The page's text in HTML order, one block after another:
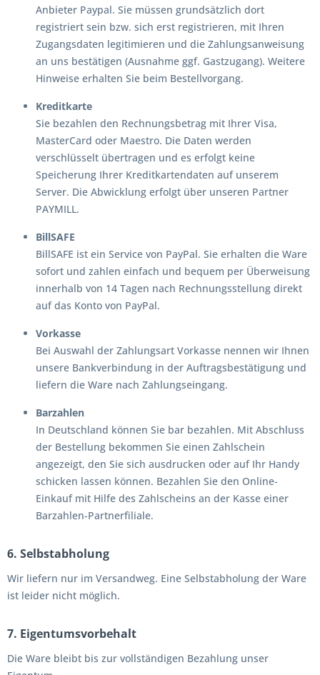
Anbieter Paypal. Sie müssen grundsätzlich dort
registriert sein bzw. sich erst registrieren, mit Ihren
Zugangsdaten legitimieren und die Zahlungsanweisung
an uns bestätigen (Ausnahme ggf. Gastzugang). Weitere
Hinweise erhalten Sie beim Bestellvorgang.
Kreditkarte
Sie bezahlen den Rechnungsbetrag mit Ihrer Visa,
MasterCard oder Maestro. Die Daten werden
verschlüsselt übertragen und es erfolgt keine
Speicherung Ihrer Kreditkartendaten auf unserem
Server. Die Abwicklung erfolgt über unseren Partner
PAYMILL.
BillSAFE
BillSAFE ist ein Service von PayPal. Sie erhalten die Ware
sofort und zahlen einfach und bequem per Überweisung
innerhalb von 14 Tagen nach Rechnungsstellung direkt
auf das Konto von PayPal.
Vorkasse
Bei Auswahl der Zahlungsart Vorkasse nennen wir Ihnen
unsere Bankverbindung in der Auftragsbestätigung und
liefern die Ware nach Zahlungseingang.
Barzahlen
In Deutschland können Sie bar bezahlen. Mit Abschluss
der Bestellung bekommen Sie einen Zahlschein
angezeigt, den Sie sich ausdrucken oder auf Ihr Handy
schicken lassen können. Bezahlen Sie den Online-
Einkauf mit Hilfe des Zahlscheins an der Kasse einer
Barzahlen-Partnerfiliale.
6. Selbstabholung
Wir liefern nur im Versandweg. Eine Selbstabholung der Ware
ist leider nicht möglich.
7. Eigentumsvorbehalt
Die Ware bleibt bis zur vollständigen Bezahlung unser